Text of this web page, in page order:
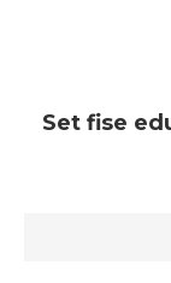
Set fise